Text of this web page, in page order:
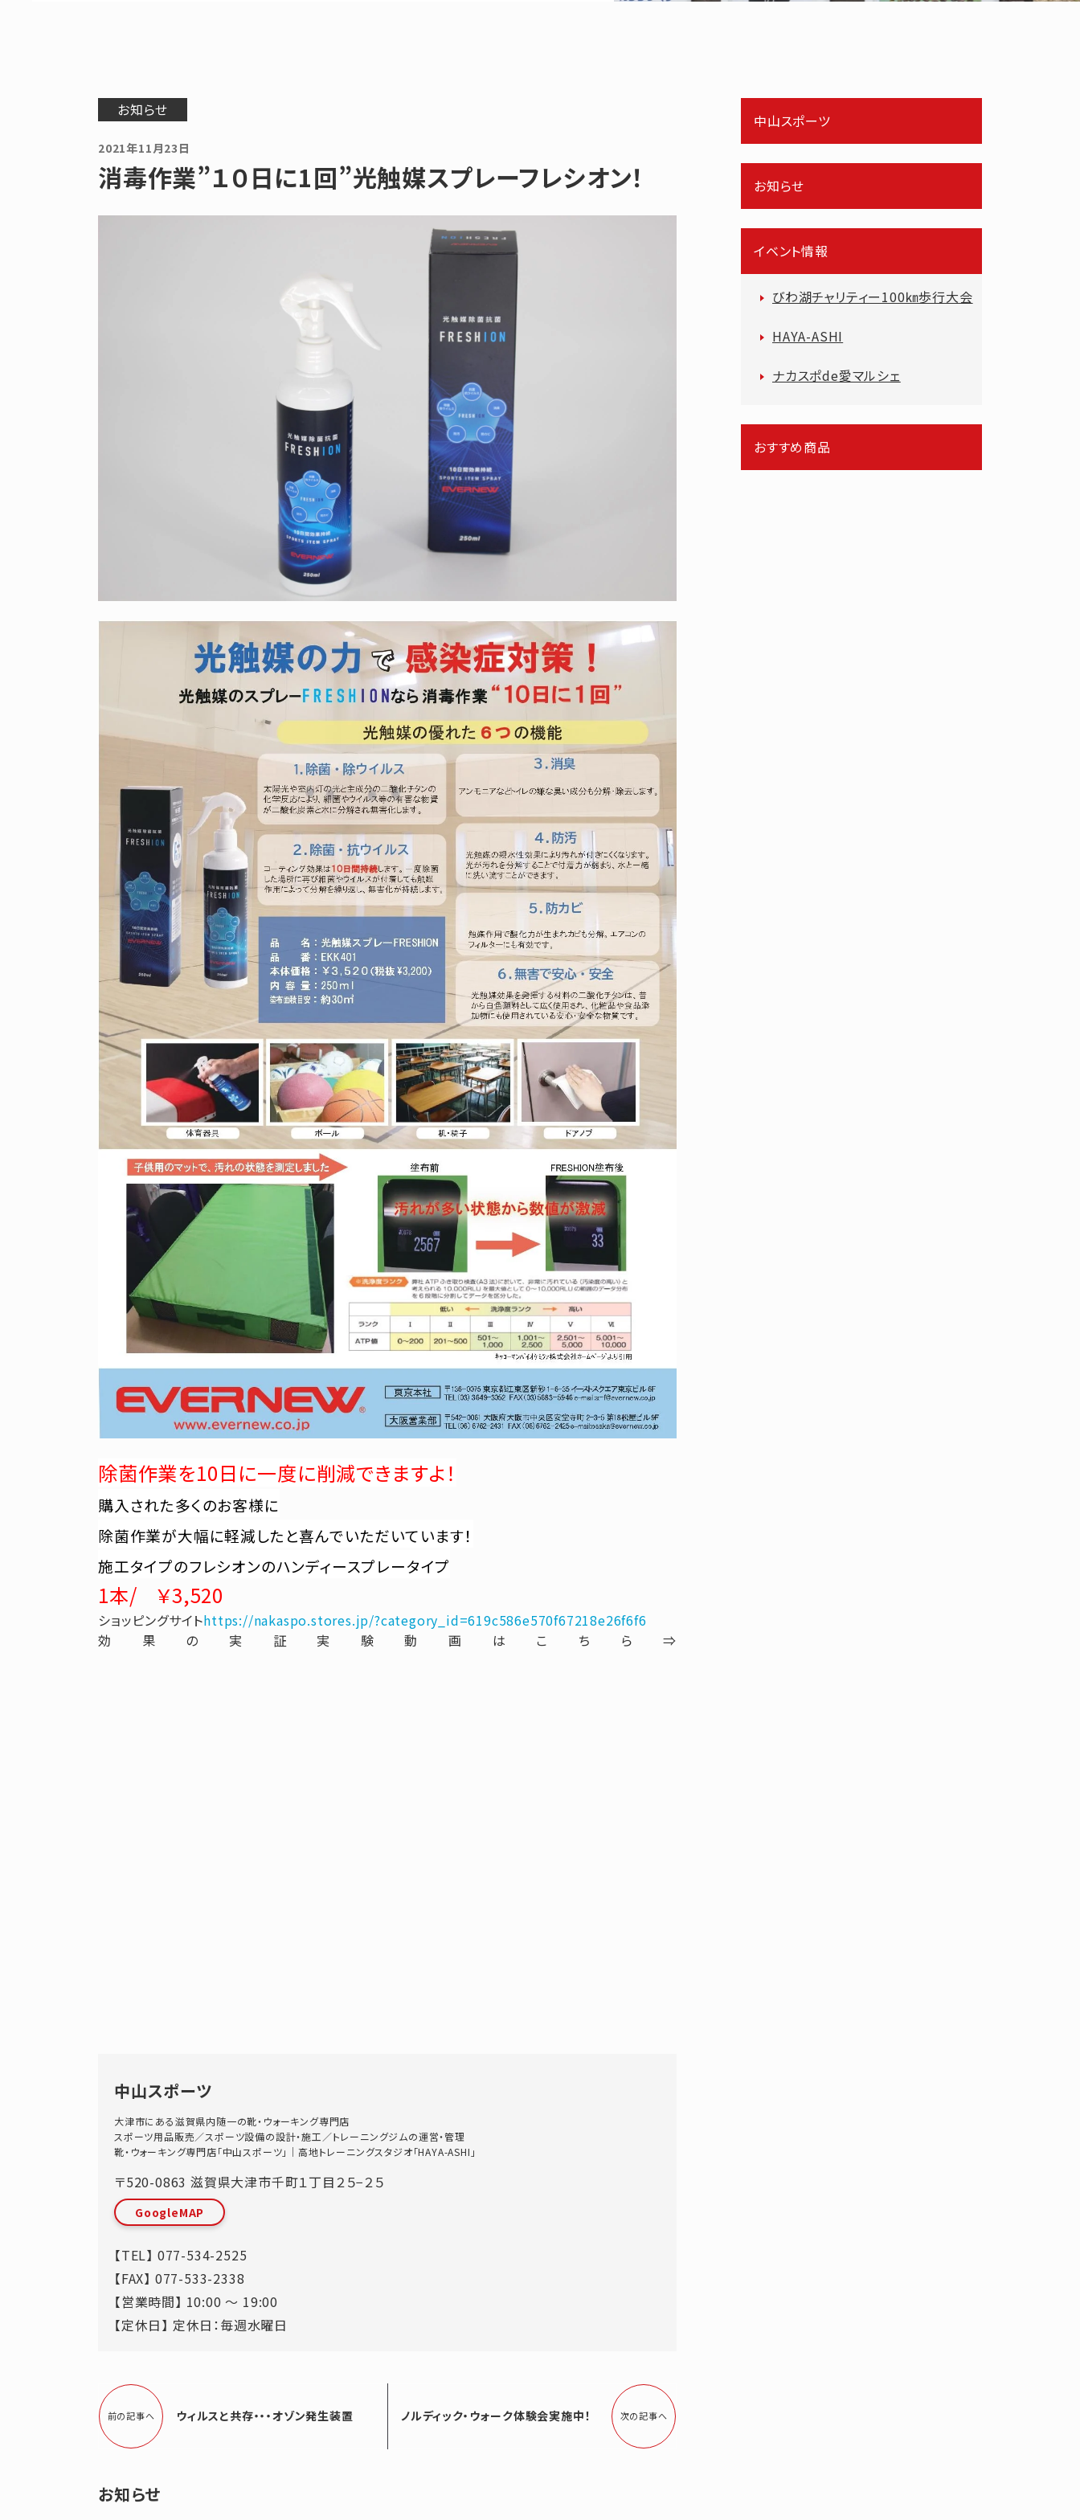
お知らせ
2021年11月23日
消毒作業”１０日に1回”光触媒スプレーフレシオン！
除菌作業を10日に一度に削減できますよ！
購入された多くのお客様に
除菌作業が大幅に軽減したと喜んでいただいています！
施工タイプのフレシオンのハンディースプレータイプ
1本/ ￥3,520
ショッピングサイトhttps://nakaspo.stores.jp/?category_id=619c586e570f67218e26f6f6
効果の実証実験動画はこちら⇒
中山スポーツ
大津市にある滋賀県内随一の靴・ウォーキング専門店
スポーツ用品販売／スポーツ設備の設計・施工／トレーニングジムの運営・管理
靴・ウォーキング専門店「中山スポーツ」｜高地トレーニングスタジオ「HAYA-ASHI」
〒520-0863 滋賀県大津市千町１丁目２５−２５
GoogleMAP
【TEL】 077-534-2525
【FAX】 077-533-2338
【営業時間】 10:00 ～ 19:00
【定休日】 定休日：毎週水曜日
前の記事へ ウィルスと共存・・・オゾン発生装置 次の記事へ
ノルディック・ウォーク体験会実施中！
お知らせ
中山スポーツ
お知らせ
イベント情報
びわ湖チャリティー100㎞歩行大会
HAYA-ASHI
ナカスポde愛マルシェ
おすすめ商品